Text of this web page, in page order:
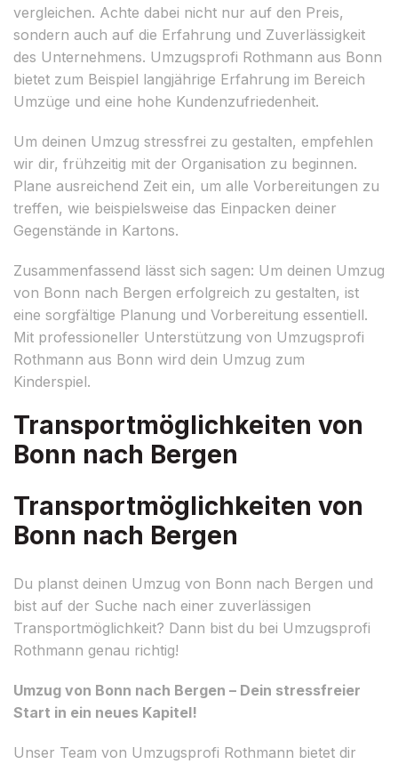
vergleichen. Achte dabei nicht nur auf den Preis,
sondern auch auf die Erfahrung und Zuverlässigkeit
des Unternehmens. Umzugsprofi Rothmann aus Bonn
bietet zum Beispiel langjährige Erfahrung im Bereich
Umzüge und eine hohe Kundenzufriedenheit.
Um deinen Umzug stressfrei zu gestalten, empfehlen
wir dir, frühzeitig mit der Organisation zu beginnen.
Plane ausreichend Zeit ein, um alle Vorbereitungen zu
treffen, wie beispielsweise das Einpacken deiner
Gegenstände in Kartons.
Zusammenfassend lässt sich sagen: Um deinen Umzug
von Bonn nach Bergen erfolgreich zu gestalten, ist
eine sorgfältige Planung und Vorbereitung essentiell.
Mit professioneller Unterstützung von Umzugsprofi
Rothmann aus Bonn wird dein Umzug zum
Kinderspiel.
Transportmöglichkeiten von
Bonn nach Bergen
Transportmöglichkeiten von
Bonn nach Bergen
Du planst deinen Umzug von Bonn nach Bergen und
bist auf der Suche nach einer zuverlässigen
Transportmöglichkeit? Dann bist du bei Umzugsprofi
Rothmann genau richtig!
Umzug von Bonn nach Bergen – Dein stressfreier
Start in ein neues Kapitel!
Unser Team von Umzugsprofi Rothmann bietet dir